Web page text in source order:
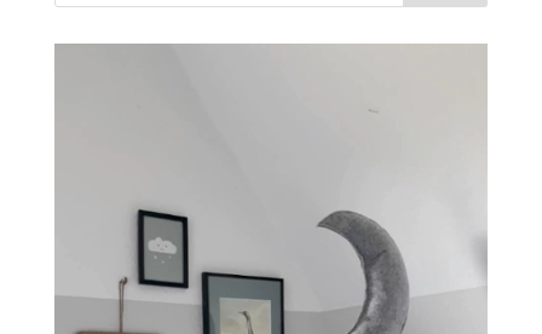
⠀⠀⠀⠀⠀⠀⠀⠀⠀⠀⠀⠀⠀⠀⠀⠀⠀⠀⠀⠀⠀⠀⠀⠀⠀⠀⠀⠀⠀
⠀⠀⠀⠀⠀⠀⠀⠀⠀⠀⠀⠀⠀⠀⠀⠀⠀⠀⠀⠀⠀⠀
⠀⠀⠀⠀⠀⠀⠀⠀⠀⠀⠀⠀⠀⠀⠀⠀⠀⠀⠀⠀⠀⠀⠀⠀⠀⠀⠀⠀⠀
⠀⠀⠀⠀⠀⠀⠀⠀⠀⠀⠀⠀⠀⠀⠀⠀⠀⠀⠀⠀⠀⠀